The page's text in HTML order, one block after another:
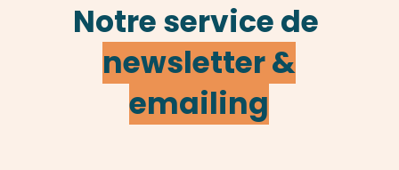
Notre service de
newsletter &
emailing